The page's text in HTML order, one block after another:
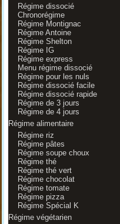
Régime dissocié
Chronorégime
Régime Montignac
Régime Antoine
Régime Shelton
Régime IG
Régime express
Menu régime dissocié
Régime pour les nuls
Régime dissocié facile
Régime dissocié rapide
Régime de 3 jours
Régime de 4 jours
Régime alimentaire
Régime riz
Régime pâtes
Régime soupe choux
Régime thé
Régime thé vert
Régime chocolat
Régime tomate
Régime pizza
Régime Spécial K
Régime végétarien